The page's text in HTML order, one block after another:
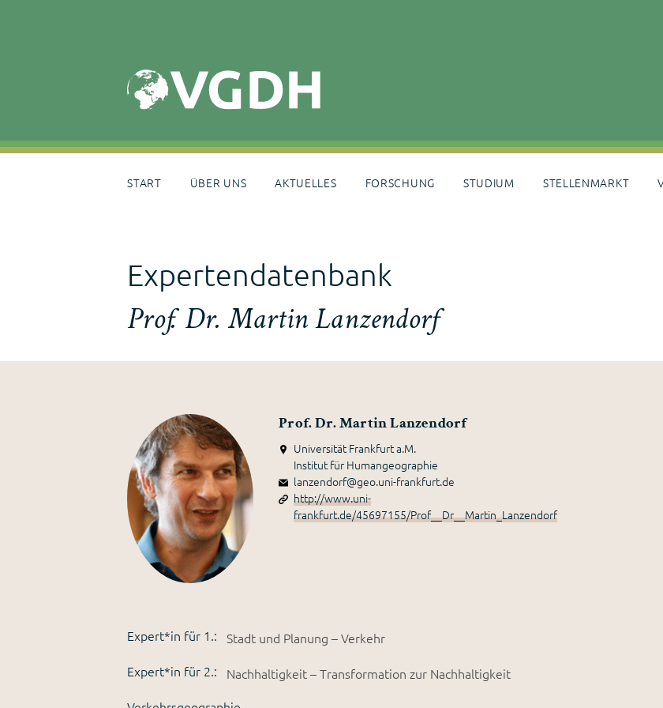
START ÜBER UNS AKTUELLES FORSCHUNG STUDIUM STELLENMARKT
Expertendatenbank
Prof. Dr. Martin Lanzendorf
Prof. Dr. Martin Lanzendorf
Universität Frankfurt a.M.
Institut für Humangeographie
lanzendorf@geo.uni-frankfurt.de
http://www.uni-
frankfurt.de/45697155/Prof__Dr__Martin_Lanzendorf
Expert*in für 1.: Stadt und Planung – Verkehr
Expert*in für 2.:
Nachhaltigkeit – Transformation zur Nachhaltigkeit